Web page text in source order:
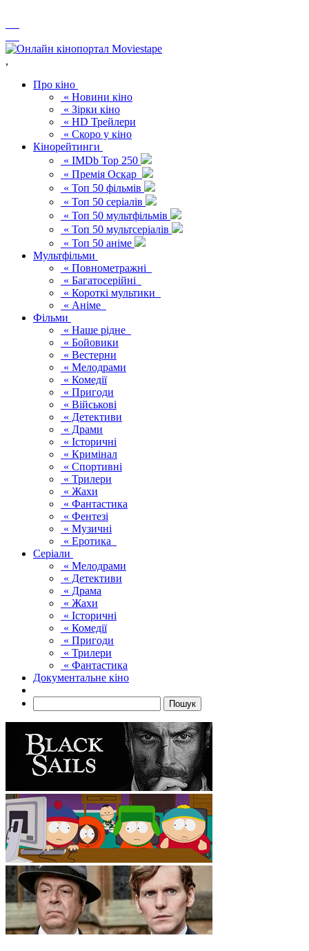
,
Про кіно
« Новини кіно
« Зірки кіно
« HD Трейлери
« Скоро у кіно
Кінорейтинги
« IMDb Top 250
« Премія Оскар
« Топ 50 фільмів
« Топ 50 серіалів
« Топ 50 мультфільмів
« Топ 50 мультсеріалів
« Топ 50 аніме
Мультфільми
« Повнометражні
« Багатосерійні
« Короткі мультики
« Аніме
Фільми
« Наше рідне
« Бойовики
« Вестерни
« Мелодрами
« Комедії
« Пригоди
« Військові
« Детективи
« Драми
« Історичні
« Кримінал
« Спортивні
« Трилери
« Жахи
« Фантастика
« Фентезі
« Музичні
« Еротика
Серіали
« Мелодрами
« Детективи
« Драма
« Жахи
« Історичні
« Комедії
« Пригоди
« Трилери
« Фантастика
Документальне кіно
Пошук